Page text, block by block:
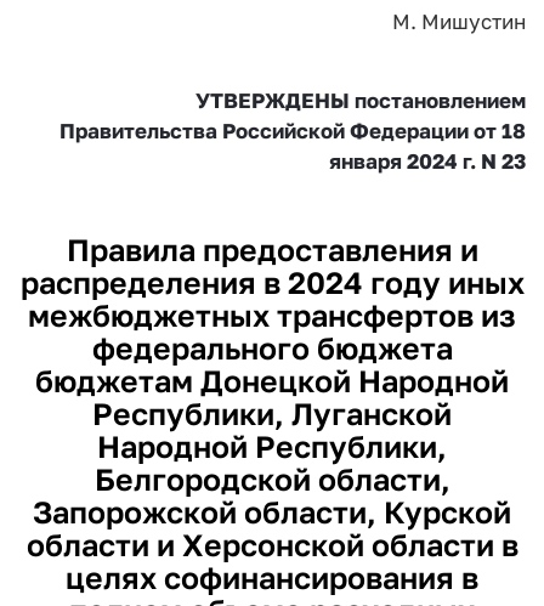
М. Мишустин
УТВЕРЖДЕНЫ постановлением
Правительства Российской Федерацииот 18
января 2024 г. N 23
Правила предоставления и
распределения в 2024 году иных
межбюджетных трансфертов из
федерального бюджета
бюджетам Донецкой Народной
Республики, Луганской
Народной Республики,
Белгородской области,
Запорожской области, Курской
области и Херсонской области в
целях софинансирования в